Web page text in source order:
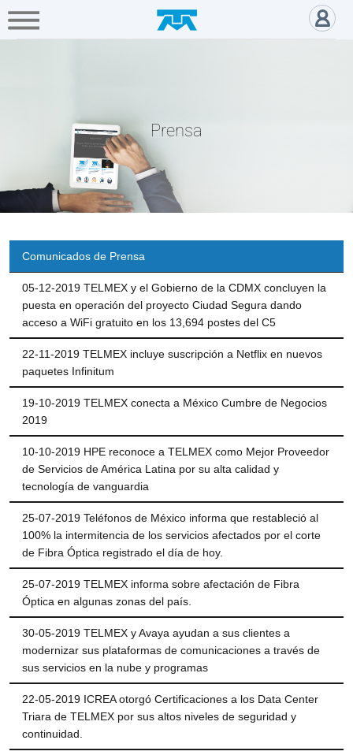
Hogar Empresa Gamers
A+
Directivos
Prensa
Educación
Digital
Fundación
Carlos
Slim
Ayuda
Centros
de
Atención
Telmex
-
Sitios
WiFi
Prensa
Comunicados de Prensa
05-12-2019 TELMEX y el Gobierno de la CDMX concluyen la
puesta en operación del proyecto Ciudad Segura dando
acceso a WiFi gratuito en los 13,694 postes del C5
22-11-2019 TELMEX incluye suscripción a Netflix en nuevos
paquetes Infinitum
19-10-2019 TELMEX conecta a México Cumbre de Negocios
2019
10-10-2019 HPE reconoce a TELMEX como Mejor Proveedor
de Servicios de América Latina por su alta calidad y
tecnología de vanguardia
25-07-2019 Teléfonos de México informa que restableció al
100% la intermitencia de los servicios afectados por el corte
de Fibra Óptica registrado el día de hoy.
25-07-2019 TELMEX informa sobre afectación de Fibra
Óptica en algunas zonas del país.
30-05-2019 TELMEX y Avaya ayudan a sus clientes a
modernizar sus plataformas de comunicaciones a través de
sus servicios en la nube y programas
22-05-2019 ICREA otorgó Certificaciones a los Data Center
Triara de TELMEX por sus altos niveles de seguridad y
continuidad.